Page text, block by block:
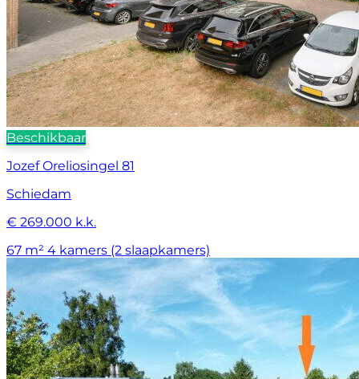
Beschikbaar
Jozef Oreliosingel 81
Schiedam
€ 269.000 k.k.
67 m² 4 kamers (2 slaapkamers)